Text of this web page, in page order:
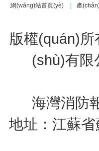
網(wǎng)站首頁(yè) 產
版權(quán)
(shù)有限
海灣消防
地址：江蘇省